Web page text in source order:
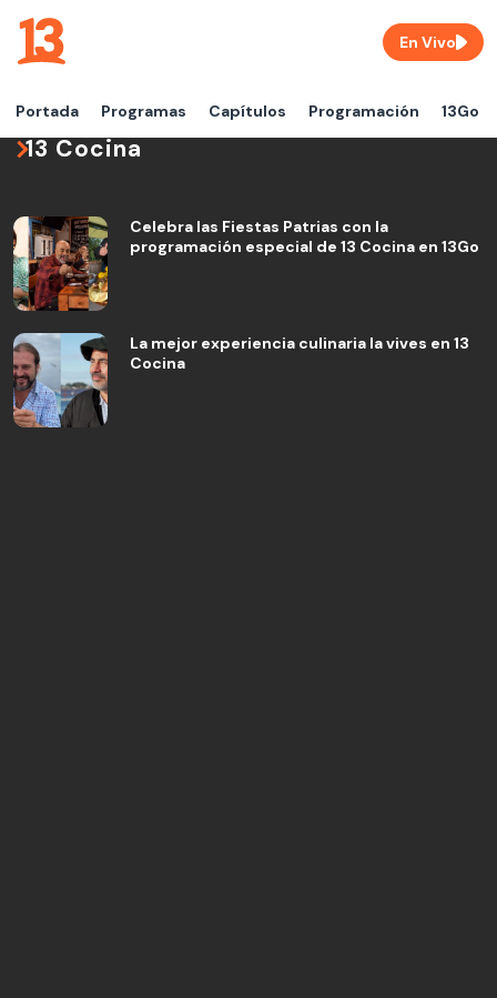
Portada Programas Capítulos Programación 13Go
En Vivo
13 Cocina
Celebra las Fiestas Patrias con la
programación especial de 13 Cocina en 13Go
La mejor experiencia culinaria la vives en 13
Cocina